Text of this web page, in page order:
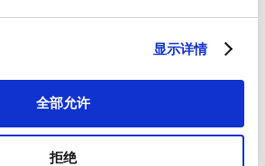
显示详情
全部允许
拒绝
信息，与您沟通联系。您可从订阅了我们
回此前向我们提供的任何同意和取消订阅
或者取消订阅，请查看我们的隐私政策。*
款和条件以及隐私政策。